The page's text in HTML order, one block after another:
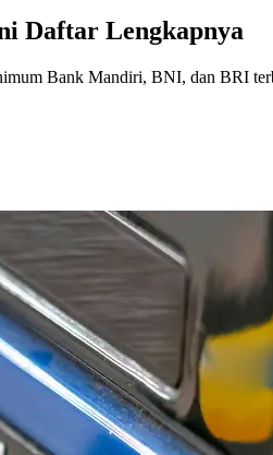
Daftar Lengkapnya
Bank Mandiri, BNI, dan BRI